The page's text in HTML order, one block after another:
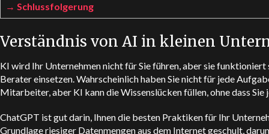
Schlussfolgerung
Verständnis von AI in kleinen
KI wird Ihr Unternehmen nicht für Sie führen, aber sie funktioniert
Berater einsetzen. Wahrscheinlich haben Sie nicht für jede
Mitarbeiter, aber KI kann die Wissenslücken füllen, ohne dass Sie
ChatGPT ist gut darin, Ihnen die besten Praktiken für Ihr
Grundlage riesiger Datenmengen aus dem Internet geschult,